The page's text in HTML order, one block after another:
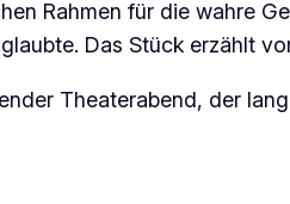
Rahmen für die wahre
Das Stück erzählt
Theaterabend, der